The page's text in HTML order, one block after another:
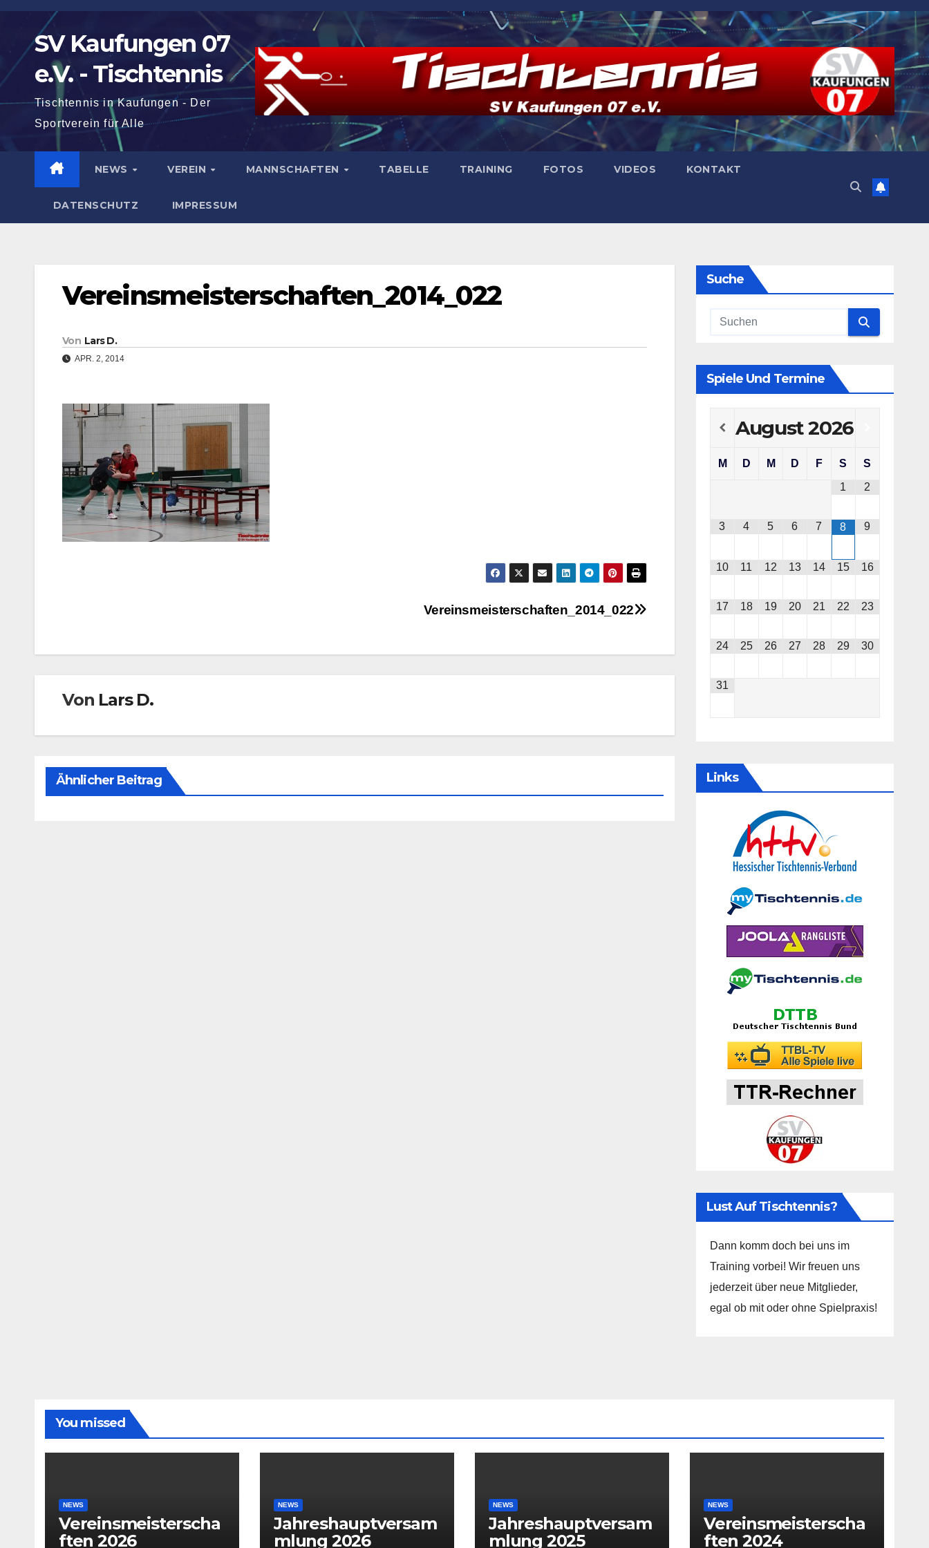
Zum
springenSV Kaufungen 07
e.V. - Tischtennis
Tischtennis in Kaufungen - Der
Sportverein für Alle
NEWS VEREIN MANNSCHAFTEN TABELLE TRAINING FOTOS VIDEOS KONTAKT
DATENSCHUTZ IMPRESSUM
Vereinsmeisterschaften_2014_022
Von Lars D.
APR. 2, 2014
Vereinsmeisterschaften_2014_022
Von Lars D.
Ähnlicher Beitrag
Suche
Spiele Und Termine
August2026
M D M D F S
S
1
2
3 4 5 6 7 8 9
10 11 12 13 14 15 16
17 18 19 20 21 22 23
24 25 26 27 28 29 30
31
Links
Lust Auf Tischtennis?
Dann komm doch bei uns im
Training vorbei! Wir freuen uns
jederzeit über neue Mitglieder,
egal ob mit oder ohne Spielpraxis!
You missed
NEWS
Vereinsmeisterscha
ften 2026
NEWS
Jahreshauptversam
mlung 2026
NEWS
Jahreshauptversam
mlung 2025
NEWS
Vereinsmeisterscha
ften 2024